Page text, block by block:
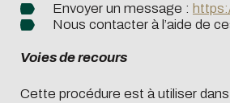
Envoyer un message :
Nous contacter à l’aide de
Voies de recours
Cette procédure est à utiliser